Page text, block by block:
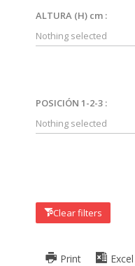
ALTURA (H) cm :
Nothing selected
POSICIÓN 1-2-3 :
Nothing selected
Clear filters
Print Excel